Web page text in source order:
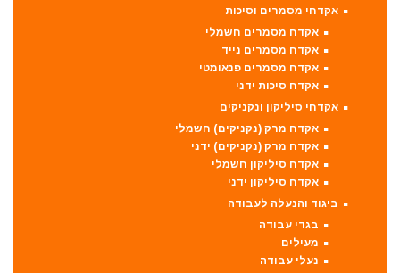
אקדחי מסמרים וסיכות
אקדח מסמרים חשמלי
אקדח מסמרים נייד
אקדח מסמרים פנאומטי
אקדח סיכות ידני
אקדחי סיליקון ונקניקים
אקדח מרק (נקניקים) חשמלי
אקדח מרק (נקניקים) ידני
אקדח סיליקון חשמלי
אקדח סיליקון ידני
ביגוד והנעלה לעבודה
בגדי עבודה
מעילים
נעלי עבודה